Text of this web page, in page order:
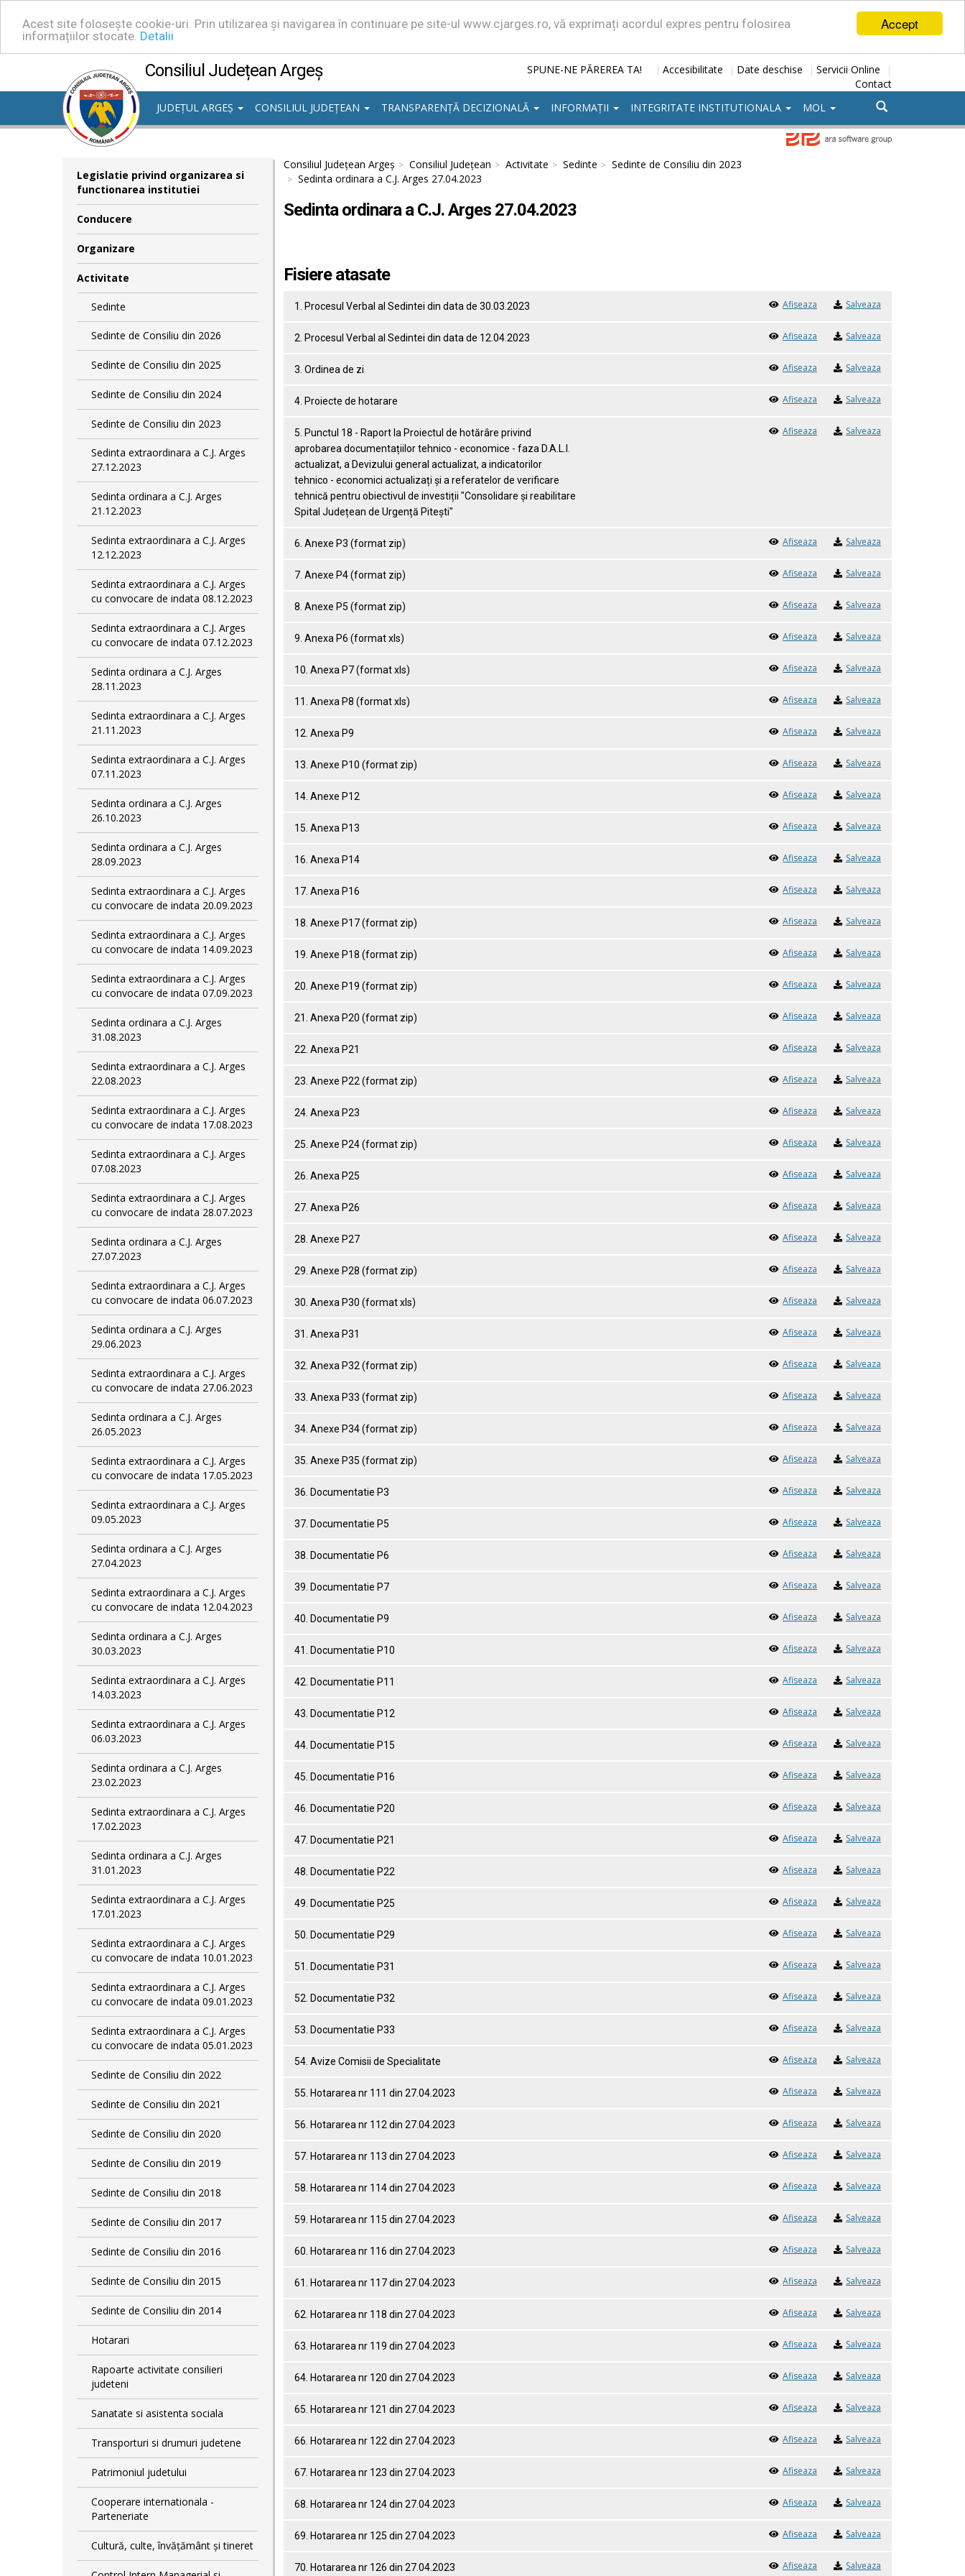
Accept
Acest site folosește cookie-uri. Prin utilizarea și navigarea în continuare pe site-ul www.cjarges.ro, vă exprimați acordul expres pentru folosirea
informațiilor stocate. Detalii
Consiliul Județean Argeș SPUNE-NE PĂREREA TA! | Accesibilitate | Date deschise | Servicii Online |
Contact
JUDEȚUL ARGEȘ
CONSILIUL JUDEȚEAN TRANSPARENȚĂ DECIZIONALĂ INFORMAȚII INTEGRITATE INSTITUTIONALA MOL
Legislatie privind organizarea si
functionarea institutiei
Conducere
Organizare
Activitate
Sedinte
Sedinte de Consiliu din 2026
Sedinte de Consiliu din 2025
Sedinte de Consiliu din 2024
Sedinte de Consiliu din 2023
Sedinta extraordinara a C.J. Arges
27.12.2023
Sedinta ordinara a C.J. Arges
21.12.2023
Sedinta extraordinara a C.J. Arges
12.12.2023
Sedinta extraordinara a C.J. Arges
cu convocare de indata 08.12.2023
Sedinta extraordinara a C.J. Arges
cu convocare de indata 07.12.2023
Sedinta ordinara a C.J. Arges
28.11.2023
Sedinta extraordinara a C.J. Arges
21.11.2023
Sedinta extraordinara a C.J. Arges
07.11.2023
Sedinta ordinara a C.J. Arges
26.10.2023
Sedinta ordinara a C.J. Arges
28.09.2023
Sedinta extraordinara a C.J. Arges
cu convocare de indata 20.09.2023
Sedinta extraordinara a C.J. Arges
cu convocare de indata 14.09.2023
Sedinta extraordinara a C.J. Arges
cu convocare de indata 07.09.2023
Sedinta ordinara a C.J. Arges
31.08.2023
Sedinta extraordinara a C.J. Arges
22.08.2023
Sedinta extraordinara a C.J. Arges
cu convocare de indata 17.08.2023
Sedinta extraordinara a C.J. Arges
07.08.2023
Sedinta extraordinara a C.J. Arges
cu convocare de indata 28.07.2023
Sedinta ordinara a C.J. Arges
27.07.2023
Sedinta extraordinara a C.J. Arges
cu convocare de indata 06.07.2023
Sedinta ordinara a C.J. Arges
29.06.2023
Sedinta extraordinara a C.J. Arges
cu convocare de indata 27.06.2023
Sedinta ordinara a C.J. Arges
26.05.2023
Sedinta extraordinara a C.J. Arges
cu convocare de indata 17.05.2023
Sedinta extraordinara a C.J. Arges
09.05.2023
Sedinta ordinara a C.J. Arges
27.04.2023
Sedinta extraordinara a C.J. Arges
cu convocare de indata 12.04.2023
Sedinta ordinara a C.J. Arges
30.03.2023
Sedinta extraordinara a C.J. Arges
14.03.2023
Sedinta extraordinara a C.J. Arges
06.03.2023
Sedinta ordinara a C.J. Arges
23.02.2023
Sedinta extraordinara a C.J. Arges
17.02.2023
Sedinta ordinara a C.J. Arges
31.01.2023
Sedinta extraordinara a C.J. Arges
17.01.2023
Sedinta extraordinara a C.J. Arges
cu convocare de indata 10.01.2023
Sedinta extraordinara a C.J. Arges
cu convocare de indata 09.01.2023
Sedinta extraordinara a C.J. Arges
cu convocare de indata 05.01.2023
Sedinte de Consiliu din 2022
Sedinte de Consiliu din 2021
Sedinte de Consiliu din 2020
Sedinte de Consiliu din 2019
Sedinte de Consiliu din 2018
Sedinte de Consiliu din 2017
Sedinte de Consiliu din 2016
Sedinte de Consiliu din 2015
Sedinte de Consiliu din 2014
Hotarari
Rapoarte activitate consilieri
judeteni
Sanatate si asistenta sociala
Transporturi si drumuri judetene
Patrimoniul judetului
Cooperare internationala -
Parteneriate
Cultură, culte, învățământ și tineret
Consiliul Județean Argeș Consiliul Județean Activitate Sedinte
Sedinte de Consiliu din 2023
Sedinta ordinara a C.J. Arges 27.04.2023
Sedinta ordinara a C.J. Arges 27.04.2023
Fisiere atasate
1. Procesul Verbal al Sedintei din data de 30.03.2023 Afiseaza Salveaza
2. Procesul Verbal al Sedintei din data de 12.04.2023 Afiseaza Salveaza
3. Ordinea de zi Afiseaza Salveaza
4. Proiecte de hotarare Afiseaza Salveaza
5. Punctul 18 - Raport la Proiectul de hotărâre privind
aprobarea documentațiilor tehnico - economice - faza D.A.L.I.
actualizat, a Devizului general actualizat, a indicatorilor
tehnico - economici actualizați și a referatelor de verificare
tehnică pentru obiectivul de investiții "Consolidare și reabilitare
Spital Județean de Urgență Pitești"
Afiseaza Salveaza
6. Anexe P3 (format zip) Afiseaza Salveaza
7. Anexe P4 (format zip) Afiseaza Salveaza
8. Anexe P5 (format zip) Afiseaza Salveaza
9. Anexa P6 (format xls) Afiseaza Salveaza
10. Anexa P7 (format xls) Afiseaza Salveaza
11. Anexa P8 (format xls) Afiseaza Salveaza
12. Anexa P9 Afiseaza Salveaza
13. Anexe P10 (format zip) Afiseaza Salveaza
14. Anexe P12 Afiseaza Salveaza
15. Anexa P13 Afiseaza Salveaza
16. Anexa P14 Afiseaza Salveaza
17. Anexa P16 Afiseaza Salveaza
18. Anexe P17 (format zip) Afiseaza Salveaza
19. Anexe P18 (format zip) Afiseaza Salveaza
20. Anexe P19 (format zip) Afiseaza Salveaza
21. Anexa P20 (format zip) Afiseaza Salveaza
22. Anexa P21 Afiseaza Salveaza
23. Anexe P22 (format zip) Afiseaza Salveaza
24. Anexa P23 Afiseaza Salveaza
25. Anexe P24 (format zip) Afiseaza Salveaza
26. Anexa P25 Afiseaza Salveaza
27. Anexa P26 Afiseaza Salveaza
28. Anexe P27 Afiseaza Salveaza
29. Anexe P28 (format zip) Afiseaza Salveaza
30. Anexa P30 (format xls) Afiseaza Salveaza
31. Anexa P31 Afiseaza Salveaza
32. Anexa P32 (format zip) Afiseaza Salveaza
33. Anexa P33 (format zip) Afiseaza Salveaza
34. Anexe P34 (format zip) Afiseaza Salveaza
35. Anexe P35 (format zip) Afiseaza Salveaza
36. Documentatie P3 Afiseaza Salveaza
37. Documentatie P5 Afiseaza Salveaza
38. Documentatie P6 Afiseaza Salveaza
39. Documentatie P7 Afiseaza Salveaza
40. Documentatie P9 Afiseaza Salveaza
41. Documentatie P10 Afiseaza Salveaza
42. Documentatie P11 Afiseaza Salveaza
43. Documentatie P12 Afiseaza Salveaza
44. Documentatie P15 Afiseaza Salveaza
45. Documentatie P16 Afiseaza Salveaza
46. Documentatie P20 Afiseaza Salveaza
47. Documentatie P21 Afiseaza Salveaza
48. Documentatie P22 Afiseaza Salveaza
49. Documentatie P25 Afiseaza Salveaza
50. Documentatie P29 Afiseaza Salveaza
51. Documentatie P31 Afiseaza Salveaza
52. Documentatie P32 Afiseaza Salveaza
53. Documentatie P33 Afiseaza Salveaza
54. Avize Comisii de Specialitate Afiseaza Salveaza
55. Hotararea nr 111 din 27.04.2023 Afiseaza Salveaza
56. Hotararea nr 112 din 27.04.2023 Afiseaza Salveaza
57. Hotararea nr 113 din 27.04.2023 Afiseaza Salveaza
58. Hotararea nr 114 din 27.04.2023 Afiseaza Salveaza
59. Hotararea nr 115 din 27.04.2023 Afiseaza Salveaza
60. Hotararea nr 116 din 27.04.2023 Afiseaza Salveaza
61. Hotararea nr 117 din 27.04.2023 Afiseaza Salveaza
62. Hotararea nr 118 din 27.04.2023 Afiseaza Salveaza
63. Hotararea nr 119 din 27.04.2023 Afiseaza Salveaza
64. Hotararea nr 120 din 27.04.2023 Afiseaza Salveaza
65. Hotararea nr 121 din 27.04.2023 Afiseaza Salveaza
66. Hotararea nr 122 din 27.04.2023 Afiseaza Salveaza
67. Hotararea nr 123 din 27.04.2023 Afiseaza Salveaza
68. Hotararea nr 124 din 27.04.2023 Afiseaza Salveaza
69. Hotararea nr 125 din 27.04.2023 Afiseaza Salveaza
70. Hotararea nr 126 din 27.04.2023 Afiseaza Salveaza